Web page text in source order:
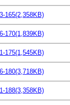
165(2,358KB)
170(1,839KB)
175(1,545KB)
180(3,718KB)
188(3,358KB)